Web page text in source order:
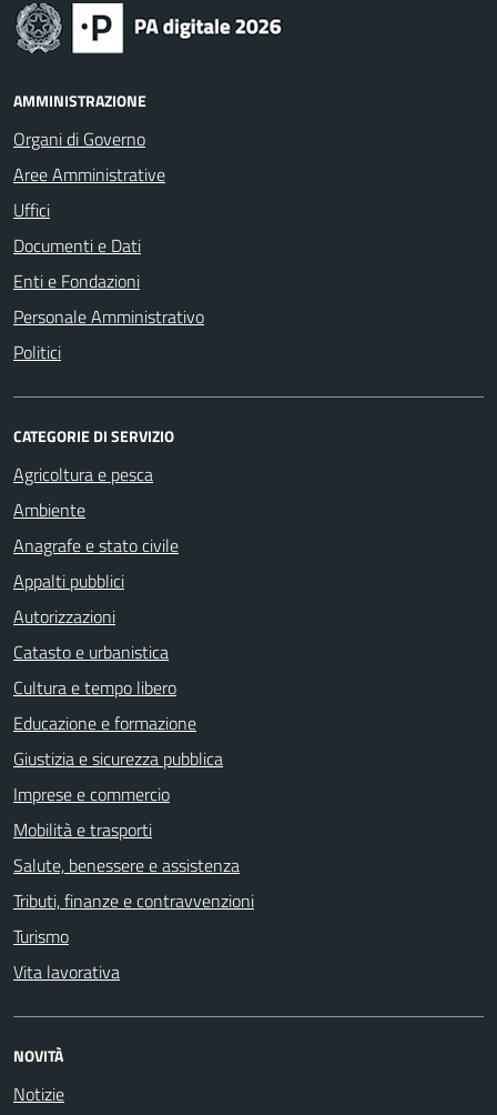
AMMINISTRAZIONE
Organi di Governo
Aree Amministrative
Uffici
Documenti e Dati
Enti e Fondazioni
Personale Amministrativo
Politici
CATEGORIE DI SERVIZIO
Agricoltura e pesca
Ambiente
Anagrafe e stato civile
Appalti pubblici
Autorizzazioni
Catasto e urbanistica
Cultura e tempo libero
Educazione e formazione
Giustizia e sicurezza pubblica
Imprese e commercio
Mobilità e trasporti
Salute, benessere e assistenza
Tributi, finanze e contravvenzioni
Turismo
Vita lavorativa
NOVITÀ
Notizie